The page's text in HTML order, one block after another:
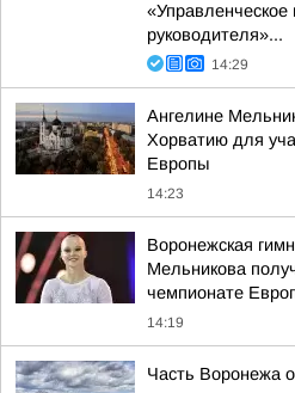
«Управленческое
руководителя»...
14:29
Ангелине
Хорватию для
Европы
14:23
Воронежская
Мельникова
чемпионате
14:19
Часть Воронежа